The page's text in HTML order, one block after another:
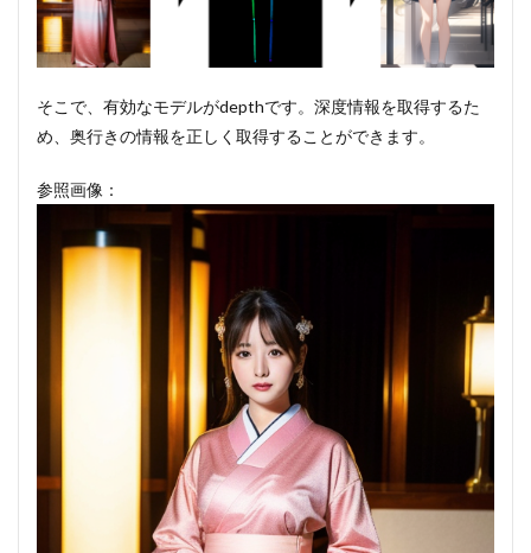
そこで、有効なモデルがdepthです。深度情報を取得するた
め、奥行きの情報を正しく取得することができます。
参照画像：